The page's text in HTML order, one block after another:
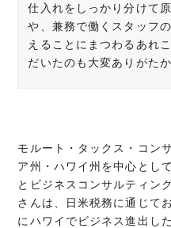
仕入れをしっかり分けて
や、兼務で働くスタッフ
えることにまつわるあれ
だいたのも大変ありがたか
モルート・タックス・コン
ア州・ハワイ州を中心とし
とビジネスコンサルティン
さんは、日米税務に通じて
にハワイでビジネス進出し